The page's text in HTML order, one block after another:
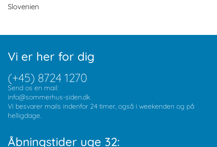
Slovenien
Vi er her for dig
(+45) 8724 1270
Send os en mail:
info@sommerhus-siden.dk
Vi besvarer mails indenfor 24 timer, også i weekenden og på
helligdage.
Åbningstider uge 32: